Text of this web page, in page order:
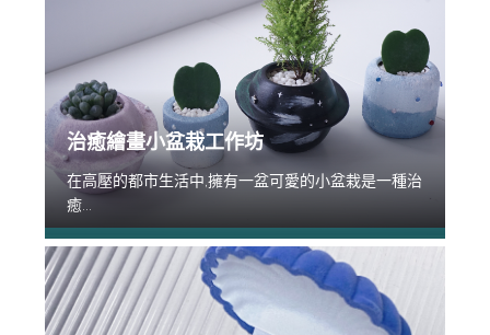
治癒繪畫小盆栽工作坊
在高壓的都市生活中,擁有一盆可愛的小盆栽是一種治
癒...